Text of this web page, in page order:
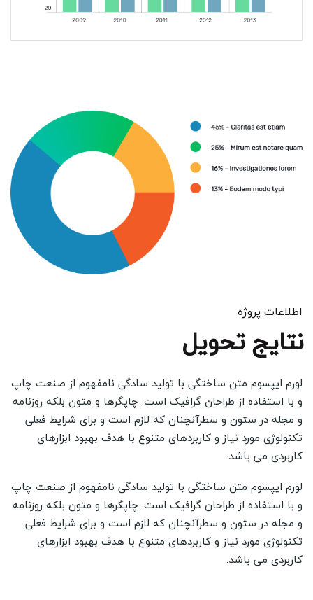
اطلاعات پروژه
نتایج تحویل
لورم ایپسوم متن ساختگی با تولید سادگی نامفهوم از صنعت چاپ
و با استفاده از طراحان گرافیک است. چاپگرها و متون بلکه روزنامه
و مجله در ستون و سطرآنچنان که لازم است و برای شرایط فعلی
تکنولوژی مورد نیاز و کاربردهای متنوع با هدف بهبود ابزارهای
کاربردی می باشد.
لورم ایپسوم متن ساختگی با تولید سادگی نامفهوم از صنعت چاپ
و با استفاده از طراحان گرافیک است. چاپگرها و متون بلکه روزنامه
و مجله در ستون و سطرآنچنان که لازم است و برای شرایط فعلی
تکنولوژی مورد نیاز و کاربردهای متنوع با هدف بهبود ابزارهای
کاربردی می باشد.